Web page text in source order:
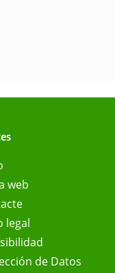
web
legal
de Datos